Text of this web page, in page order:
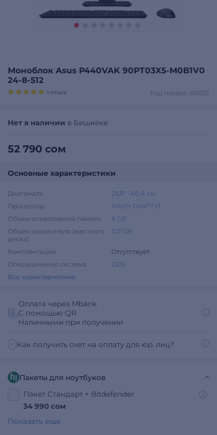
Моноблок Asus P440VAK 90PT03X5-M0B1V0
24-8-512
Код товара: 651021
1 отзыв
Нет в наличии в Бишкеке
52 790 сом
Основные характеристики
Диагональ
23,8″ - 60,4 см
Процессор
Intel® Core™ i3
Объем оперативной памяти
8 GB
Объем накопителя (жесткого
диска)
512 GB
Комплектация
Отсутствует
Операционная система
DOS
Все характеристики
Оплата через Mbank
С помощью QR
Наличными при получении
Как получить счет на оплату для юр. лиц?
Пакеты для ноутбуков
Пакет Стандарт + Bitdefender
34 990 сом
Показать еще